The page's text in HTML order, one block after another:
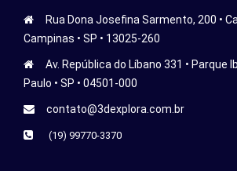
Rua Dona Josefina Sarmento, 200 •
Campinas • SP • 13025-260
Av. República do Líbano 331 • Parque
Paulo • SP • 04501-000
contato@3dexplora.com.br
(19) 99770-3370